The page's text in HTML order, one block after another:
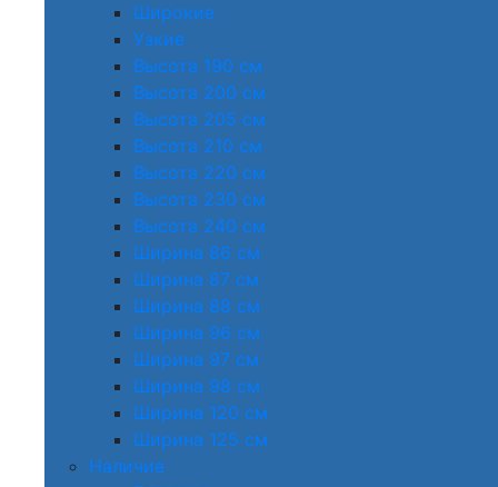
Широкие
Узкие
Высота 190 см
Высота 200 см
Высота 205 см
Высота 210 см
Высота 220 см
Высота 230 см
Высота 240 см
Ширина 86 см
Ширина 87 см
Ширина 88 см
Ширина 96 см
Ширина 97 см
Ширина 98 см
Ширина 120 см
Ширина 125 см
Наличие